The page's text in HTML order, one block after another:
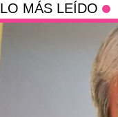
LO MÁS LEÍDO